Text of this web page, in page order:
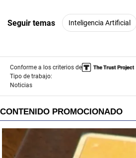
Seguir temas Inteligencia Artificial
Conforme a los criterios de
Tipo de trabajo:
Noticias